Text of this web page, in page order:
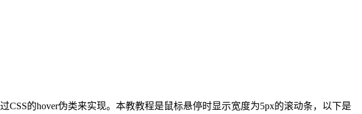
的hover伪类来实现。本教教程是鼠标悬停时显示宽度为5px的滚动条，以下是